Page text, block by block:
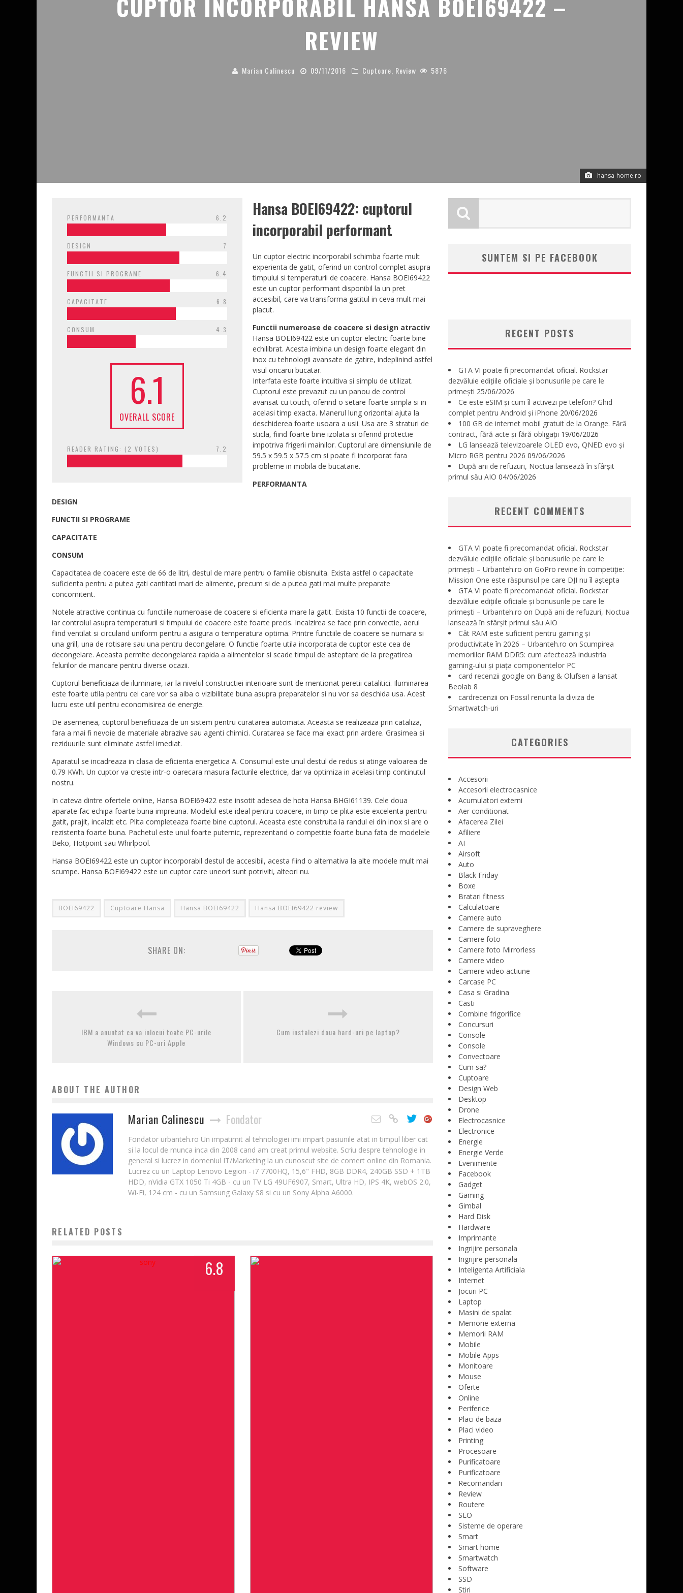
hansa-home.ro
CUPTOR INCORPORABIL HANSA BOEI69422 –
REVIEW
Marian Calinescu 09/11/2016 Cuptoare Review 5876
PERFORMANTA 6.2
DESIGN 7
FUNCTII SI PROGRAME 6.4
CAPACITATE 6.8
CONSUM 4.3
6.1
OVERALL SCORE
READER RATING: ( 2 VOTES) 7.2
Hansa BOEI69422: cuptorul
incorporabil performant
Un cuptor electric incorporabil schimba foarte mult
experienta de gatit, oferind un control complet asupra
timpului si temperaturii de coacere. Hansa BOEI69422
este un cuptor performant disponibil la un pret
accesibil, care va transforma gatitul in ceva mult mai
placut.
Functii numeroase de coacere si design atractiv
Hansa BOEI69422 este un cuptor electric foarte bine
echilibrat. Acesta imbina un design foarte elegant din
inox cu tehnologii avansate de gatire, indeplinind astfel
visul oricarui bucatar.
Interfata este foarte intuitiva si simplu de utilizat.
Cuptorul este prevazut cu un panou de control
avansat cu touch, oferind o setare foarte simpla si in
acelasi timp exacta. Manerul lung orizontal ajuta la
deschiderea foarte usoara a usii. Usa are 3 straturi de
sticla, fiind foarte bine izolata si oferind protectie
impotriva frigerii mainilor. Cuptorul are dimensiunile de
59.5 x 59.5 x 57.5 cm si poate fi incorporat fara
probleme in mobila de bucatarie.
PERFORMANTA
DESIGN
FUNCTII SI PROGRAME
CAPACITATE
CONSUM
Capacitatea de coacere este de 66 de litri, destul de mare pentru o familie obisnuita. Exista astfel o capacitate
suficienta pentru a putea gati cantitati mari de alimente, precum si de a putea gati mai multe preparate
concomitent.
Notele atractive continua cu functiile numeroase de coacere si eficienta mare la gatit. Exista 10 functii de coacere,
iar controlul asupra temperaturii si timpului de coacere este foarte precis. Incalzirea se face prin convectie, aerul
fiind ventilat si circuland uniform pentru a asigura o temperatura optima. Printre functiile de coacere se numara si
una grill, una de rotisare sau una pentru decongelare. O functie foarte utila incorporata de cuptor este cea de
decongelare. Aceasta permite decongelarea rapida a alimentelor si scade timpul de asteptare de la pregatirea
felurilor de mancare pentru diverse ocazii.
Cuptorul beneficiaza de iluminare, iar la nivelul constructiei interioare sunt de mentionat peretii catalitici. Iluminarea
este foarte utila pentru cei care vor sa aiba o vizibilitate buna asupra preparatelor si nu vor sa deschida usa. Acest
lucru este util pentru economisirea de energie.
De asemenea, cuptorul beneficiaza de un sistem pentru curatarea automata. Aceasta se realizeaza prin cataliza,
fara a mai fi nevoie de materiale abrazive sau agenti chimici. Curatarea se face mai exact prin ardere. Grasimea si
reziduurile sunt eliminate astfel imediat.
Aparatul se incadreaza in clasa de eficienta energetica A. Consumul este unul destul de redus si atinge valoarea de
0.79 KWh. Un cuptor va creste intr-o oarecara masura facturile electrice, dar va optimiza in acelasi timp continutul
nostru.
In cateva dintre ofertele online, Hansa BOEI69422 este insotit adesea de hota Hansa BHGI61139. Cele doua
aparate fac echipa foarte buna impreuna. Modelul este ideal pentru coacere, in timp ce plita este excelenta pentru
gatit, prajit, incalzit etc. Plita completeaza foarte bine cuptorul. Aceasta este construita la randul ei din inox si are o
rezistenta foarte buna. Pachetul este unul foarte puternic, reprezentand o competitie foarte buna fata de modelele
Beko, Hotpoint sau Whirlpool.
Hansa BOEI69422 este un cuptor incorporabil destul de accesibil, acesta fiind o alternativa la alte modele mult mai
scumpe. Hansa BOEI69422 este un cuptor care uneori sunt potriviti, alteori nu.
BOEI69422 Cuptoare Hansa Hansa BOEI69422 Hansa BOEI69422 review
SHARE ON:
IBM a anuntat ca va inlocui toate PC-urile
Windows cu PC-uri Apple
Cum instalezi doua hard-uri pe laptop?
ABOUT THE AUTHOR
Marian Calinescu Fondator
Fondator urbanteh.ro Un impatimit al tehnologiei imi impart pasiunile atat in timpul liber cat
si la locul de munca inca din 2008 cand am creat primul website. Scriu despre tehnologie in
general si lucrez in domeniul IT/Marketing la un cunoscut site de comert online din Romania.
Lucrez cu un Laptop Lenovo Legion - i7 7700HQ, 15,6" FHD, 8GB DDR4, 240GB SSD + 1TB
HDD, nVidia GTX 1050 Ti 4GB - cu un TV LG 49UF6907, Smart, Ultra HD, IPS 4K, webOS 2.0,
Wi-Fi, 124 cm - cu un Samsung Galaxy S8 si cu un Sony Alpha A6000.
RELATED POSTS
6.8
SUNTEM SI PE FACEBOOK
RECENT POSTS
GTA VI poate fi precomandat oficial. Rockstar
dezvăluie edițiile oficiale și bonusurile pe care le
primești 25/06/2026
Ce este eSIM și cum îl activezi pe telefon? Ghid
complet pentru Android și iPhone 20/06/2026
100 GB de internet mobil gratuit de la Orange. Fără
contract, fără acte și fără obligații 19/06/2026
LG lansează televizoarele OLED evo, QNED evo și
Micro RGB pentru 2026 09/06/2026
După ani de refuzuri, Noctua lansează în sfârșit
primul său AIO 04/06/2026
RECENT COMMENTS
GTA VI poate fi precomandat oficial. Rockstar
dezvăluie edițiile oficiale și bonusurile pe care le
primești – Urbanteh.ro on GoPro revine în competiție:
Mission One este răspunsul pe care DJI nu îl aștepta
GTA VI poate fi precomandat oficial. Rockstar
dezvăluie edițiile oficiale și bonusurile pe care le
primești – Urbanteh.ro on După ani de refuzuri, Noctua
lansează în sfârșit primul său AIO
Cât RAM este suficient pentru gaming și
productivitate în 2026 – Urbanteh.ro on Scumpirea
memoriilor RAM DDR5: cum afectează industria
gaming-ului și piața componentelor PC
card recenzii google on Bang & Olufsen a lansat
Beolab 8
cardrecenzii on Fossil renunta la diviza de
Smartwatch-uri
CATEGORIES
Accesorii
Accesorii electrocasnice
Acumulatori externi
Aer conditionat
Afacerea Zilei
Afiliere
AI
Airsoft
Auto
Black Friday
Boxe
Bratari fitness
Calculatoare
Camere auto
Camere de supraveghere
Camere foto
Camere foto Mirrorless
Camere video
Camere video actiune
Carcase PC
Casa si Gradina
Casti
Combine frigorifice
Concursuri
Console
Console
Convectoare
Cum sa?
Cuptoare
Design Web
Desktop
Drone
Electrocasnice
Electronice
Energie
Energie Verde
Evenimente
Facebook
Gadget
Gaming
Gimbal
Hard Disk
Hardware
Imprimante
Ingrijire personala
Ingrijire personala
Inteligenta Artificiala
Internet
Jocuri PC
Laptop
Masini de spalat
Memorie externa
Memorii RAM
Mobile
Mobile Apps
Monitoare
Mouse
Oferte
Online
Periferice
Placi de baza
Placi video
Printing
Procesoare
Purificatoare
Purificatoare
Recomandari
Review
Routere
SEO
Sisteme de operare
Smart
Smart home
Smartwatch
Software
SSD
Stiri